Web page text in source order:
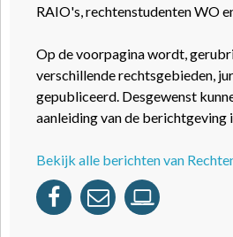
RAIO's, rechtenstudenten WO
Op de voorpagina wordt,
verschillende rechtsgebieden,
gepubliceerd. Desgewenst
aanleiding van de berichtgeving
Bekijk alle berichten van